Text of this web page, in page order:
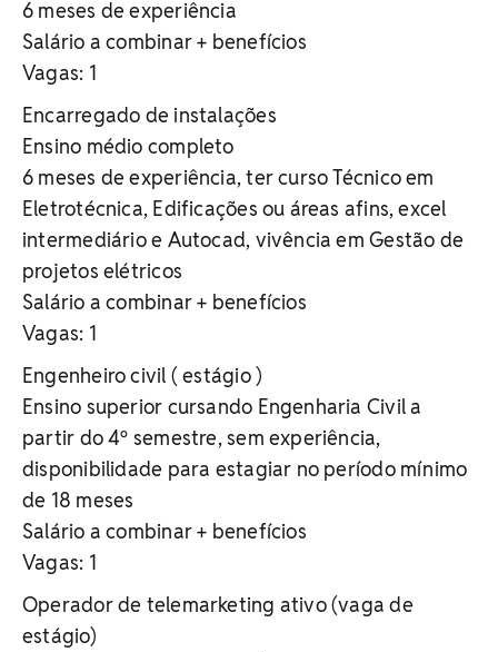
6 meses de experiência
Salário a combinar + benefícios
Vagas: 1
Encarregado de instalações
Ensino médio completo
6 meses de experiência, ter curso Técnico em
Eletrotécnica, Edificações ou áreas afins, excel
intermediário e Autocad, vivência em Gestão de
projetos elétricos
Salário a combinar + benefícios
Vagas: 1
Engenheiro civil ( estágio )
Ensino superior cursando Engenharia Civil a
partir do 4º semestre, sem experiência,
disponibilidade para estagiar no período mínimo
de 18 meses
Salário a combinar + benefícios
Vagas: 1
Operador de telemarketing ativo (vaga de
estágio)